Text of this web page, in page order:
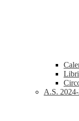
Libri
A.S.